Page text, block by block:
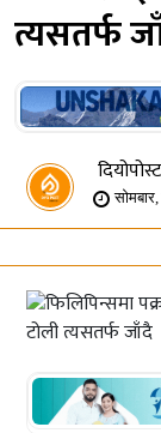
त्यसतर्फ